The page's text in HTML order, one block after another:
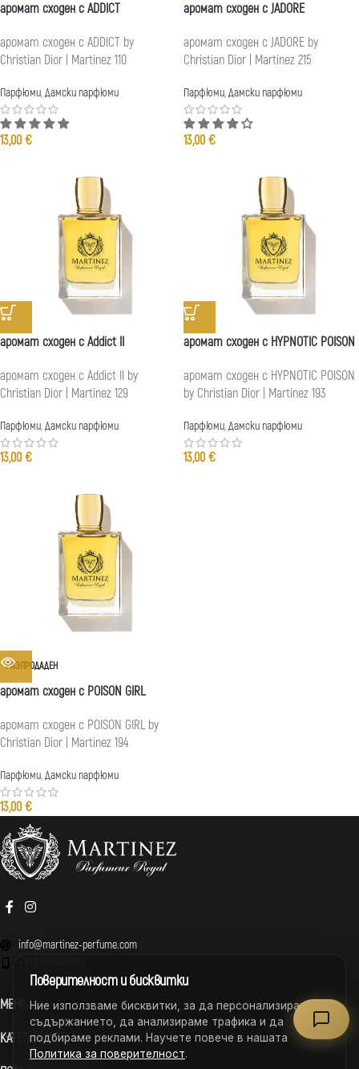
аромат сходен с ADDICT
аромат сходен с ADDICT by
Christian Dior | Martinez 110
Парфюми,Дамски парфюми
13,00 €
аромат сходен с JADORE
аромат сходен с JADORE by
Christian Dior | Martinez 215
Парфюми,Дамски парфюми
13,00 €
аромат сходен с Addict II
аромат сходен с Addict II by
Christian Dior | Martinez 129
Парфюми,Дамски парфюми
13,00 €
аромат сходен с HYPNOTIC POISON
аромат сходен с HYPNOTIC POISON
by Christian Dior | Martinez 193
Парфюми,Дамски парфюми
13,00 €
РАЗПРОДАДЕН
аромат сходен с POISON GIRL
аромат сходен с POISON GIRL by
Christian Dior | Martinez 194
Парфюми,Дамски парфюми
13,00 €
info@martinez-perfume.com
МЕНЮ
КАТЕГОРИИ
Поверителност и бисквитки
Ние използваме бисквитки, за да персонализираме
съдържанието, да анализираме трафика и да
подбираме реклами. Научете повече в нашата
Политика за поверителност.